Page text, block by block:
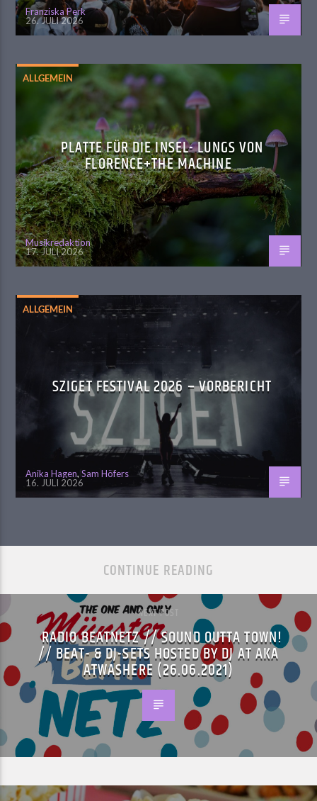
Franziska Perk
26. JULI 2026
ALLGEMEIN
PLATTE FÜR DIE INSEL- LUNGS VON
FLORENCE+THE MACHINE
Musikredaktion
17. JULI 2026
ALLGEMEIN
SZIGET FESTIVAL 2026 – VORBERICHT
Anika Hagen,Sam Höfers
16. JULI 2026
CONTINUE READING
NEXT POST
RADIO BEATNETZ // SOUND OUTTA TOWN!
// BEAT- & DJ-SETS HOSTED BY DJ AT AKA
ATWASHERE (26.06.2021)